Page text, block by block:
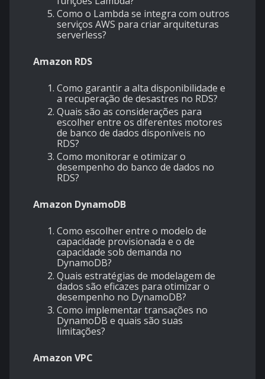
Como o Lambda se integra com outros
serviços AWS para criar arquiteturas
serverless?
Amazon RDS
Como garantir a alta disponibilidade e
a recuperação de desastres no RDS?
Quais são as considerações para
escolher entre os diferentes motores
de banco de dados disponíveis no
RDS?
Como monitorar e otimizar o
desempenho do banco de dados no
RDS?
Amazon DynamoDB
Como escolher entre o modelo de
capacidade provisionada e o de
capacidade sob demanda no
DynamoDB?
Quais estratégias de modelagem de
dados são eficazes para otimizar o
desempenho no DynamoDB?
Como implementar transações no
DynamoDB e quais são suas
limitações?
Amazon VPC